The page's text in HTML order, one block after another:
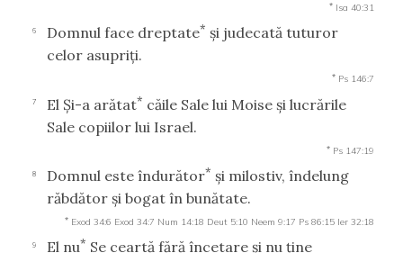
* Isa 40:31
6 Domnul face dreptate* şi judecată tuturor
celor asupriţi.
* Ps 146:7
7 El Şi-a arătat* căile Sale lui Moise şi lucrările
Sale copiilor lui Israel.
* Ps 147:19
8 Domnul este îndurător* şi milostiv, îndelung
răbdător şi bogat în bunătate.
* Exod 34:6 Exod 34:7 Num 14:18 Deut 5:10 Neem 9:17 Ps 86:15 Ier 32:18
9 El nu* Se ceartă fără încetare şi nu ţine